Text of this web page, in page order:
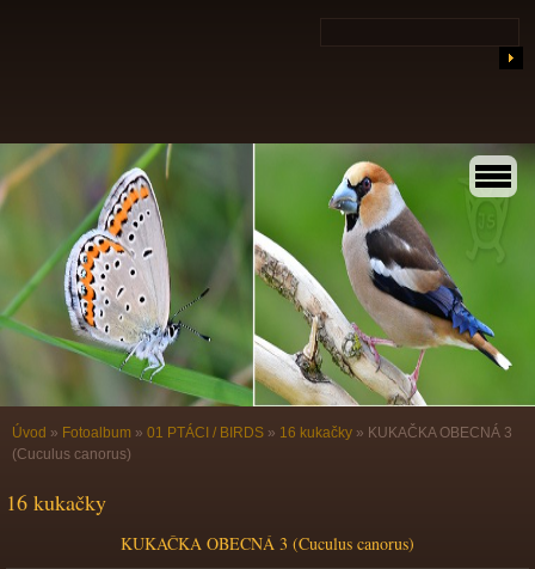
Úvod » Fotoalbum » 01 PTÁCI / BIRDS » 16 kukačky » KUKAČKA OBECNÁ 3
(Cuculus canorus)
16 kukačky
KUKAČKA OBECNÁ 3 (Cuculus canorus)